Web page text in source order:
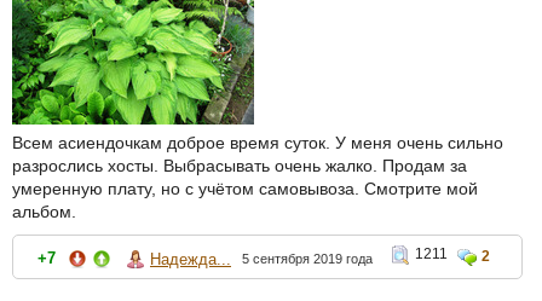
Всем асиендочкам доброе время суток. У меня очень сильно
разрослись хосты. Выбрасывать очень жалко. Продам за
умеренную плату, но с учётом самовывоза. Смотрите мой
альбом.
+7 Надежда... 5 сентября 2019 года 1211 2